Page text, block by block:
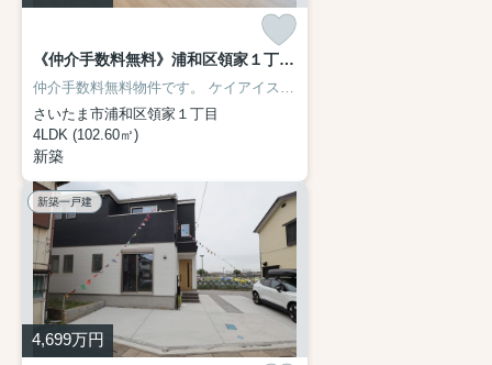
《仲介手数料無料》浦和区領家１丁目9-8新築一戸建てケイアイグレイス 2号棟
仲介手数料無料物件です。
ケイアイスター不動産（ＫＥＩＡＩ）施工です。
さいたま市浦和区領家１丁目
4LDK (102.60㎡)
新築
新築一戸建
4,699万円